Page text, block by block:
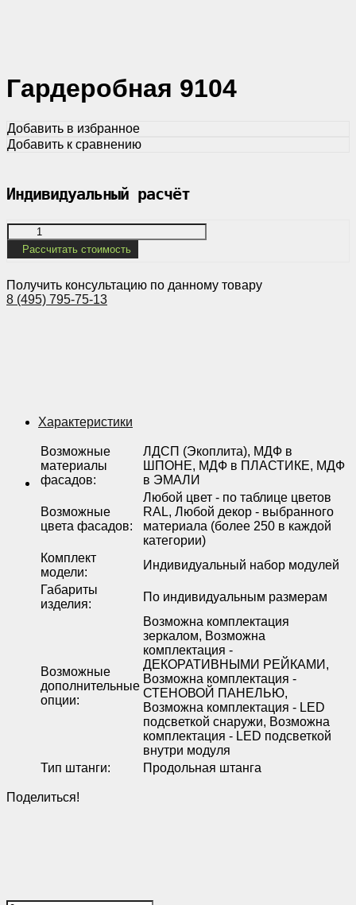
Гардеробная 9104
Добавить в избранное
Добавить к сравнению
Индивидуальный расчёт
Рассчитать стоимость
Получить консультацию по данному товару
8 (495) 795-75-13
Характеристики
Возможные
материалы
фасадов:
ЛДСП (Экоплита), МДФ в
ШПОНЕ, МДФ в ПЛАСТИКЕ, МДФ
в ЭМАЛИ
Возможные
цвета фасадов:
Любой цвет - по таблице цветов
RAL, Любой декор - выбранного
материала (более 250 в каждой
категории)
Комплект
модели:
Индивидуальный набор модулей
Габариты
изделия:
По индивидуальным размерам
Возможные
дополнительные
опции:
Возможна комплектация
зеркалом, Возможна
комплектация -
ДЕКОРАТИВНЫМИ РЕЙКАМИ,
Возможна комплектация -
СТЕНОВОЙ ПАНЕЛЬЮ,
Возможна комплектация - LED
подсветкой снаружи, Возможна
комплектация - LED подсветкой
внутри модуля
Тип штанги: Продольная штанга
Поделиться!